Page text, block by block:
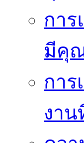
กา
มีคุ
การ
งาน